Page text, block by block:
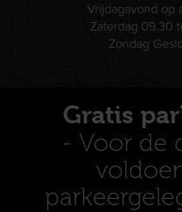
Vrijdagavond op
Zaterdag 09.30
Zondag
Gratis
- Voor de